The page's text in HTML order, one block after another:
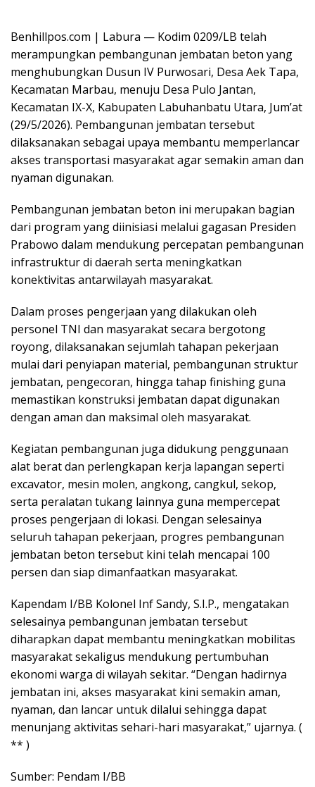
Benhillpos.com | Labura — Kodim 0209/LB telah
merampungkan pembangunan jembatan beton yang
menghubungkan Dusun IV Purwosari, Desa Aek Tapa,
Kecamatan Marbau, menuju Desa Pulo Jantan,
Kecamatan IX-X, Kabupaten Labuhanbatu Utara, Jum’at
(29/5/2026). Pembangunan jembatan tersebut
dilaksanakan sebagai upaya membantu memperlancar
akses transportasi masyarakat agar semakin aman dan
nyaman digunakan.
Pembangunan jembatan beton ini merupakan bagian
dari program yang diinisiasi melalui gagasan Presiden
Prabowo dalam mendukung percepatan pembangunan
infrastruktur di daerah serta meningkatkan
konektivitas antarwilayah masyarakat.
Dalam proses pengerjaan yang dilakukan oleh
personel TNI dan masyarakat secara bergotong
royong, dilaksanakan sejumlah tahapan pekerjaan
mulai dari penyiapan material, pembangunan struktur
jembatan, pengecoran, hingga tahap finishing guna
memastikan konstruksi jembatan dapat digunakan
dengan aman dan maksimal oleh masyarakat.
Kegiatan pembangunan juga didukung penggunaan
alat berat dan perlengkapan kerja lapangan seperti
excavator, mesin molen, angkong, cangkul, sekop,
serta peralatan tukang lainnya guna mempercepat
proses pengerjaan di lokasi. Dengan selesainya
seluruh tahapan pekerjaan, progres pembangunan
jembatan beton tersebut kini telah mencapai 100
persen dan siap dimanfaatkan masyarakat.
Kapendam I/BB Kolonel Inf Sandy, S.I.P., mengatakan
selesainya pembangunan jembatan tersebut
diharapkan dapat membantu meningkatkan mobilitas
masyarakat sekaligus mendukung pertumbuhan
ekonomi warga di wilayah sekitar. “Dengan hadirnya
jembatan ini, akses masyarakat kini semakin aman,
nyaman, dan lancar untuk dilalui sehingga dapat
menunjang aktivitas sehari-hari masyarakat,” ujarnya. (
** )
Sumber: Pendam I/BB